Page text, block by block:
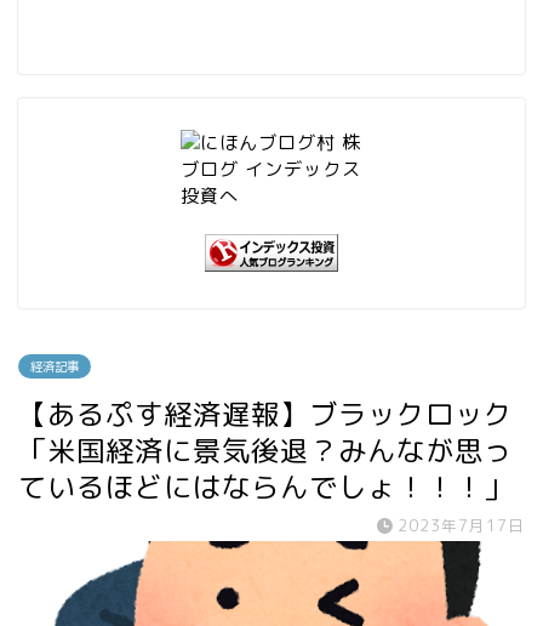
経済記事
【あるぷす経済遅報】ブラックロック
「米国経済に景気後退？みんなが思っ
ているほどにはならんでしょ！！！」
2023年7月17日